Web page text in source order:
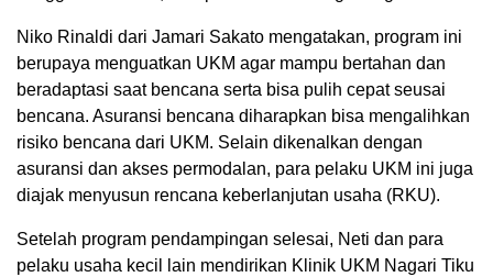
Niko Rinaldi dari Jamari Sakato mengatakan, program ini
berupaya menguatkan UKM agar mampu bertahan dan
beradaptasi saat bencana serta bisa pulih cepat seusai
bencana. Asuransi bencana diharapkan bisa mengalihkan
risiko bencana dari UKM. Selain dikenalkan dengan
asuransi dan akses permodalan, para pelaku UKM ini juga
diajak menyusun rencana keberlanjutan usaha (RKU).
Setelah program pendampingan selesai, Neti dan para
pelaku usaha kecil lain mendirikan Klinik UKM Nagari Tiku